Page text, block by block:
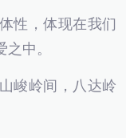
性，体现在我们
中。
峻岭间，八达岭